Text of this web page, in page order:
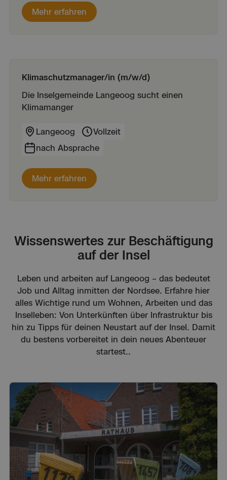
Mehr erfahren
Klimaschutzmanager/in (m/w/d)
Die Inselgemeinde Langeoog sucht einen
Klimamanger
Langeoog
Vollzeit
nach Absprache
Mehr erfahren
Wissenswertes zur Beschäftigung
auf der Insel
Leben und arbeiten auf Langeoog – das bedeutet
Job und Alltag inmitten der Nordsee. Erfahre hier
alles Wichtige rund um Wohnen, Arbeiten und das
Inselleben: Von Unterkünften über Infrastruktur bis
hin zu Tipps für deinen Neustart auf der Insel. Damit
du bestens vorbereitet in dein neues Abenteuer
startest..